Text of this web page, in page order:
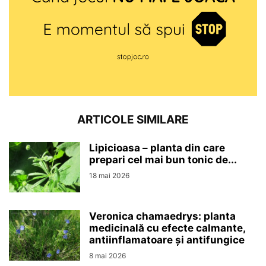
ARTICOLE SIMILARE
Lipicioasa – planta din care
prepari cel mai bun tonic de...
18 mai 2026
Veronica chamaedrys: planta
medicinală cu efecte calmante,
antiinflamatoare și antifungice
8 mai 2026